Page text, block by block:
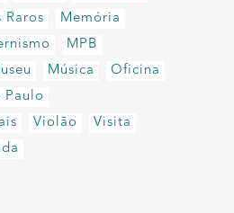
Raros
Memória
MPB
Música
Oficina
Paulo
Violão
Visita